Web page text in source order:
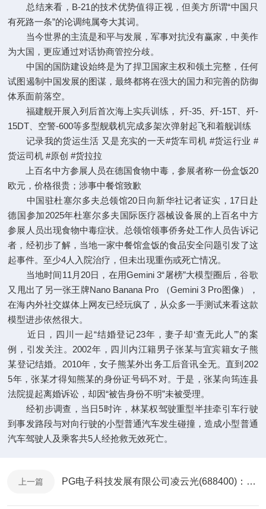
总结来看，B-21的技术优势值得正视，但美方所谓“中国只
有死路一条”的论调纯属夸大其词。
当今世界的主流是和平与发展，军事对抗没有赢家，中美作
为大国，更应通过对话协商管控分歧。
中国的国防建设始终是为了捍卫国家主权和领土完整，任何
试图遏制中国发展的图谋，最终都将在强大的国力和完善的防御
体系面前落空。
福建舰开展入列后首次海上实兵训练， 歼-35、歼-15T、歼-
15DT、空警-600等多型舰载机完成多架次弹射起飞和着舰训练
记录我的货运生活 又是充实的一天#货车司机 #货运行业 #
货运司机 #原创 #货拉拉
上百名中方参展人员在德国食物中毒，参展者称一份盒饭20
欧元，价格很贵；涉事中餐馆致歉
中国驻杜塞尔多夫总领馆20日向新华社记者证实，17日赴
德国参加2025年杜塞尔多夫国际医疗器械设备展的上百名中方
参展人员出现食物中毒症状。总领馆领事侨务处工作人员告诉记
者，经初步了解，当地一家中餐馆盒饭的食品安全问题引发了这
起事件。至少4人入院治疗，但未出现重伤或死亡情况。
当地时间11月20日，在用Gemini 3“屠榜”大模型圈后，谷歌
又甩出了另一张王牌Nano Banana Pro （Gemini 3 Pro图像），
在海内外社交媒体上网友已经玩疯了，从众多一手测试来看这款
模型进步依然很大。
近日，四川一起“结婚登记23年，妻子却‘查无此人’”的案
例，引发关注。2002年，四川内江籍男子张某与宜宾籍女子熊
某登记结婚。2010年，女子熊某外出务工后音讯全无。直到202
5年，张某才得知熊某的身份证号码不对。于是，张某向筠连县
法院提起离婚诉讼，却因“被告身份不明”未被受理。
经初步调查，当日5时许，林某权驾驶重型半挂牵引车行驶
到事发路段与对向行驶的小型普通汽车发生碰撞，造成小型普通
汽车驾驶人及乘客共5人经抢救无效死亡。
上一篇 PG电子科技发展有限公司凌云光(688400)：本次募集资金